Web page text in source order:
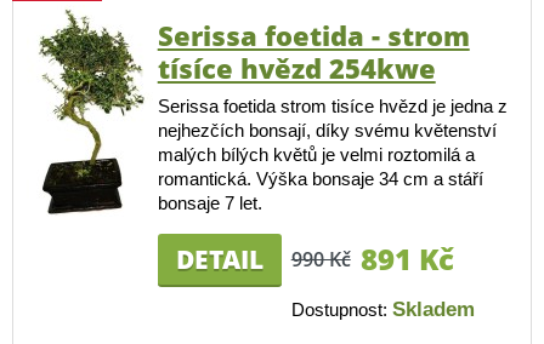
Serissa foetida - strom
tísíce hvězd 254kwe
Serissa foetida strom tisíce hvězd je jedna z
nejhezčích bonsají, díky svému květenství
malých bílých květů je velmi roztomilá a
romantická. Výška bonsaje 34 cm a stáří
bonsaje 7 let.
DETAIL 990 Kč 891 Kč
Dostupnost: Skladem